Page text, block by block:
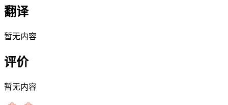
翻译
暂无内容
评价
暂无内容